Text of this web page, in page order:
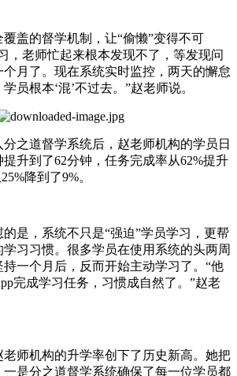
盖的督学机制，让“偷懒”变得不可
，老师忙起来根本发现不了，等发现问
月了。现在系统实时监控，两天的懈怠
员根本‘混’不过去。”赵老师说。
之道督学系统后，赵老师机构的学员日
升到了62分钟，任务完成率从62%提升
降到了9%。
是，系统不只是“强迫”学员学习，更帮
习习惯。很多学员在使用系统的头两周
一个月后，反而开始主动学习了。“他
完成学习任务，习惯成自然了。”赵老
老师机构的升学率创下了历史新高。她把
一是分之道督学系统确保了每一位学员都